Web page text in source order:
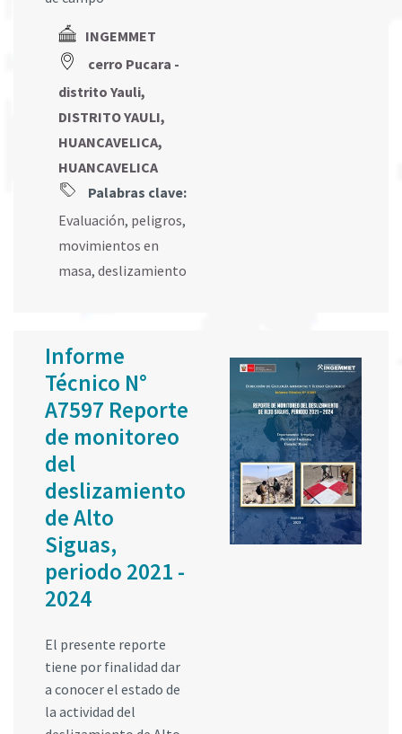
INGEMMET
cerro Pucara -
distrito Yauli,
DISTRITO YAULI,
HUANCAVELICA,
HUANCAVELICA
Palabras clave:
Evaluación, peligros,
movimientos en
masa, deslizamiento
Informe
Técnico N°
A7597 Reporte
de monitoreo
del
deslizamiento
de Alto
Siguas,
periodo 2021 -
2024
El presente reporte
tiene por finalidad dar
a conocer el estado de
la actividad del